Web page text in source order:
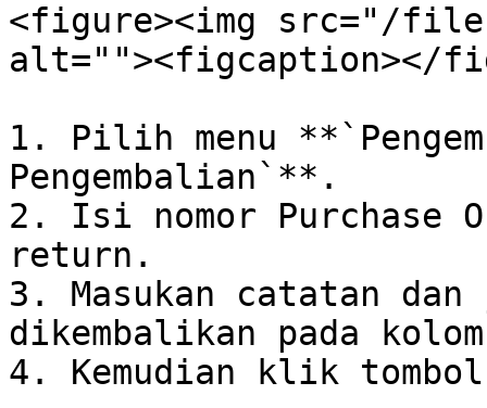
<figure><img src="/files/
alt=""><figcaption></
1. Pilih menu
Pengembalian`**.
2. Isi nomor Purchase
return.
3. Masukan catatan
dikembalikan pada